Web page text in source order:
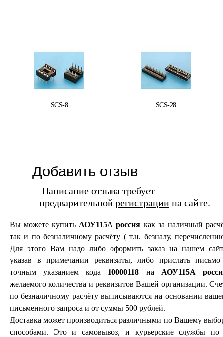
SCS-8 SCS-28
Добавить отзыв
Написание отзыва требует
предварительной регистрации на сайте.
Вы можете купить АОУ115А россия как за наличный
так и по безналичному расчёту ( т.н. безналу,
Для этого Вам надо либо оформить заказ на нашем
указав в примечании реквизиты, либо прислать
точным указанием кода 10000118 на АОУ115А
желаемого количества и реквизитов Вашей организации.
по безналичному расчёту выписываются на основании
письменного запроса и от суммы 500 рублей.
Доставка может производиться различными по Вашему
способами. Это и самовывоз, и курьерские службы по